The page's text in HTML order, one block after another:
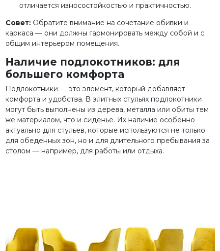
отличается износостойкостью и практичностью.
Совет:Обратите внимание на сочетание обивки и
каркаса — они должны гармонировать между собой и с
общим интерьером помещения.
Наличие подлокотников: для
большего комфорта
Подлокотники — это элемент, который добавляет
комфорта и удобства. В элитных стульях подлокотники
могут быть выполнены из дерева, металла или обиты тем
же материалом, что и сиденье. Их наличие особенно
актуально для стульев, которые используются не только
для обеденных зон, но и для длительного пребывания за
столом — например, для работы или отдыха.